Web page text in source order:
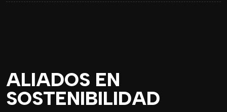
ALIADOS EN
SOSTENIBILIDAD